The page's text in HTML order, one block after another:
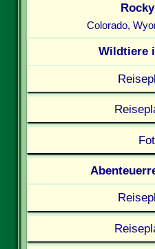
Colorado,
Wildtiere